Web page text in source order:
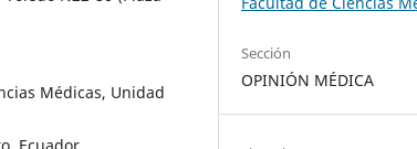
Médicas, Unidad
Sección
OPINIÓN MÉDICA